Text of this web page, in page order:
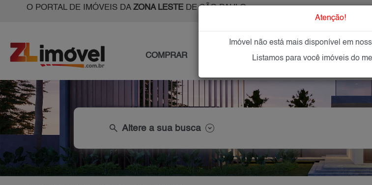
O PORTAL DE IMÓVEIS DA ZONA LESTEDE SÃO PAULO
COMPRAR IMÓVEIS NOVOS
search Altere a sua busca
Atenção!
Imóvel não está mais disponível em
Listamos para você imóveis do